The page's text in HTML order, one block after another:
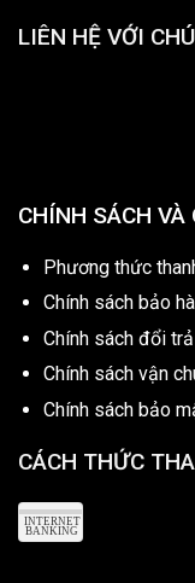
LIÊN HỆ VỚI
CHÍNH SÁCH VÀ
Phương thức
Chính sách bảo
Chính sách đổi trả
Chính sách vận
Chính sách bảo
CÁCH THỨC